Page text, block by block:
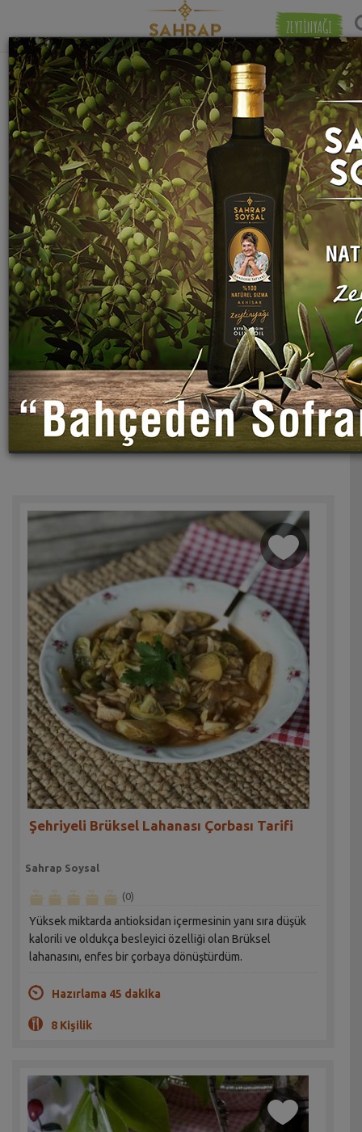
ZEYTİNYAĞI
"arpa şehriye" etiketiyle eşleşen (11) tarif
bulundu.
Eşleşmeye
Şehriyeli Brüksel Lahanası Çorbası Tarifi
Sahrap Soysal
(0)
Yüksek miktarda antioksidan içermesinin yanı sıra düşük
kalorili ve oldukça besleyici özelliği olan Brüksel
lahanasını, enfes bir çorbaya dönüştürdüm.
Hazırlama 45 dakika
8 Kişilik